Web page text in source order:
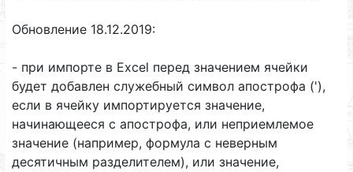
Обновление 18.12.2019:
- при импорте в Excel перед значением ячейки
будет добавлен служебный символ апострофа ('),
если в ячейку импортируется значение,
начинающееся с апострофа, или неприемлемое
значение (например, формула с неверным
десятичным разделителем), или значение,